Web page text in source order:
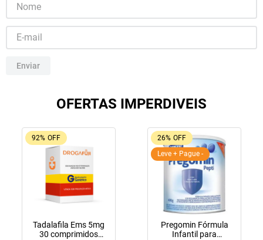
Enviar
OFERTAS IMPERDIVEIS
92% OFF
Tadalafila Ems 5mg
30 comprimidos
26% OFF
Leve + Pague -
Pregomin Fórmula
Infantil para
10º amoxicilina clavulanato